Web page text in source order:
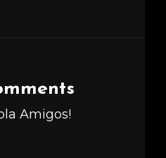
Amigos!